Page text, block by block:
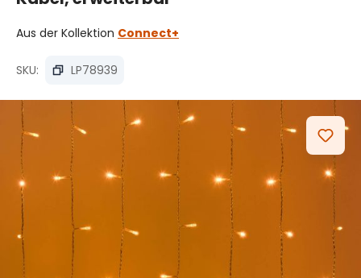
Aus der Kollektion Connect+
SKU: LP78939
Bildergalerie überspringen